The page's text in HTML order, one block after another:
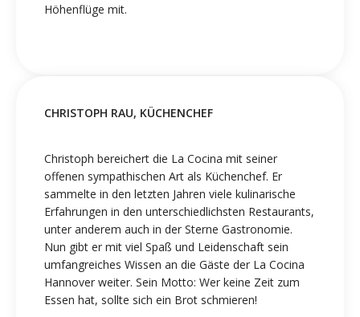
Höhenflüge mit.
CHRISTOPH RAU, KÜCHENCHEF
Christoph bereichert die La Cocina mit seiner
offenen sympathischen Art als Küchenchef. Er
sammelte in den letzten Jahren viele kulinarische
Erfahrungen in den unterschiedlichsten Restaurants,
unter anderem auch in der Sterne Gastronomie.
Nun gibt er mit viel Spaß und Leidenschaft sein
umfangreiches Wissen an die Gäste der La Cocina
Hannover weiter. Sein Motto: Wer keine Zeit zum
Essen hat, sollte sich ein Brot schmieren!